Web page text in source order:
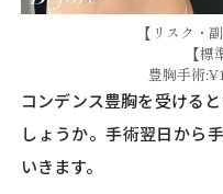
【リスク・
【標
豊胸手術
コンデンス豊胸を受ける
しょうか。手術翌日から
いきます。